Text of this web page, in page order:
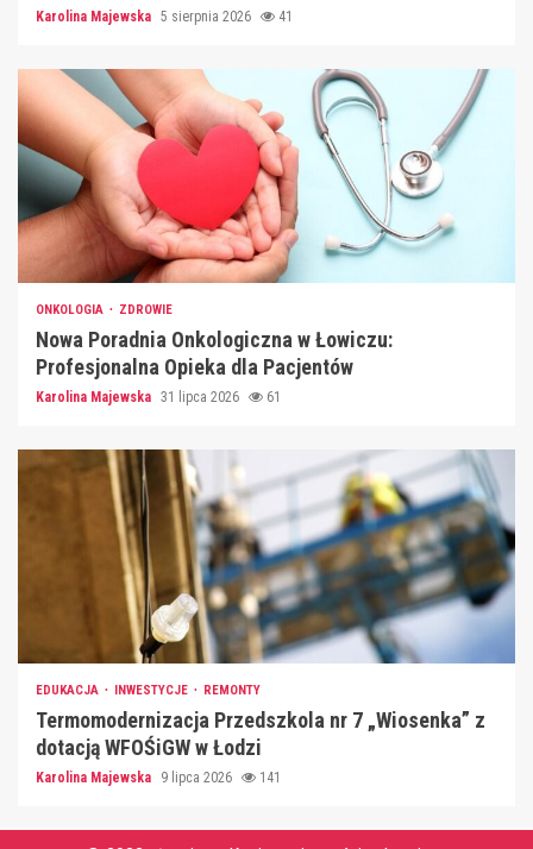
Karolina Majewska 5 sierpnia 2026 41
ONKOLOGIA ZDROWIE
Nowa Poradnia Onkologiczna w Łowiczu:
Profesjonalna Opieka dla Pacjentów
Karolina Majewska 31 lipca 2026 61
EDUKACJA INWESTYCJE REMONTY
Termomodernizacja Przedszkola nr 7 „Wiosenka” z
dotacją WFOŚiGW w Łodzi
Karolina Majewska 9 lipca 2026 141